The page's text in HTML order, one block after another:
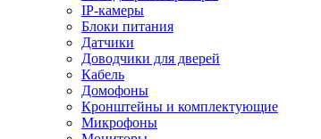
IP-камеры
Блоки питания
Датчики
Доводчики для дверей
Кабель
Домофоны
Кронштейны и комплектующие
Микрофоны